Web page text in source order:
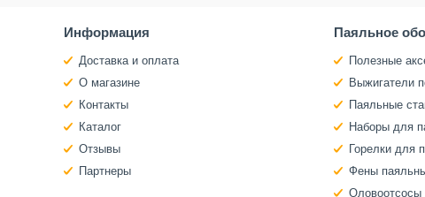
Информация
Доставка и оплата
О магазине
Контакты
Каталог
Отзывы
Партнеры
Паяльное
Полезные
Выжигатели
Паяльные
Наборы для
Горелки для
Фены
Оловоотсосы